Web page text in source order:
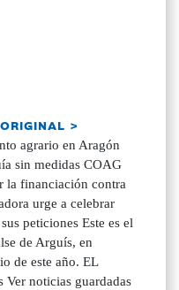
>
agrario en Aragón
sin medidas COAG
la financiación contra
urge a celebrar
peticiones Este es el
de Arguís, en
de este año. EL
noticias guardadas